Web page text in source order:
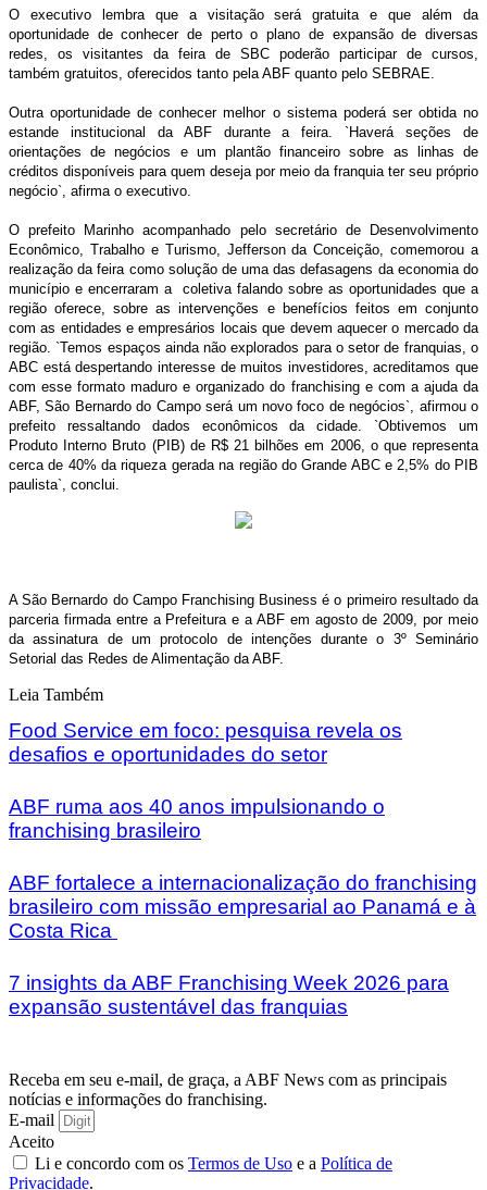
O executivo lembra que a visitação será gratuita e que além da
oportunidade de conhecer de perto o plano de expansão de diversas
redes, os visitantes da feira de SBC poderão participar de cursos,
também gratuitos, oferecidos tanto pela ABF quanto pelo SEBRAE.
Outra oportunidade de conhecer melhor o sistema poderá ser obtida no
estande institucional da ABF durante a feira. `Haverá seções de
orientações de negócios e um plantão financeiro sobre as linhas de
créditos disponíveis para quem deseja por meio da franquia ter seu próprio
negócio`, afirma o executivo.
O prefeito Marinho acompanhado pelo secretário de Desenvolvimento
Econômico, Trabalho e Turismo, Jefferson da Conceição, comemorou a
realização da feira como solução de uma das defasagens da economia do
município e encerraram a coletiva falando sobre as oportunidades que a
região oferece, sobre as intervenções e benefícios feitos em conjunto
com as entidades e empresários locais que devem aquecer o mercado da
região. `Temos espaços ainda não explorados para o setor de franquias, o
ABC está despertando interesse de muitos investidores, acreditamos que
com esse formato maduro e organizado do franchising e com a ajuda da
ABF, São Bernardo do Campo será um novo foco de negócios`, afirmou o
prefeito ressaltando dados econômicos da cidade. `Obtivemos um
Produto Interno Bruto (PIB) de R$ 21 bilhões em 2006, o que representa
cerca de 40% da riqueza gerada na região do Grande ABC e 2,5% do PIB
paulista`, conclui.
A São Bernardo do Campo Franchising Business é o primeiro resultado da
parceria firmada entre a Prefeitura e a ABF em agosto de 2009, por meio
da assinatura de um protocolo de intenções durante o 3º Seminário
Setorial das Redes de Alimentação da ABF.
Leia Também
Food Service em foco: pesquisa revela os
desafios e oportunidades do setor
ABF ruma aos 40 anos impulsionando o
franchising brasileiro
ABF fortalece a internacionalização do franchising
brasileiro com missão empresarial ao Panamá e à
Costa Rica
7 insights da ABF Franchising Week 2026 para
expansão sustentável das franquias
Receba em seu e-mail, de graça, a ABF News com as principais
notícias e informações do franchising.
E-mail
Aceito
Li e concordo com os Termos de Uso e a Política de
Privacidade.